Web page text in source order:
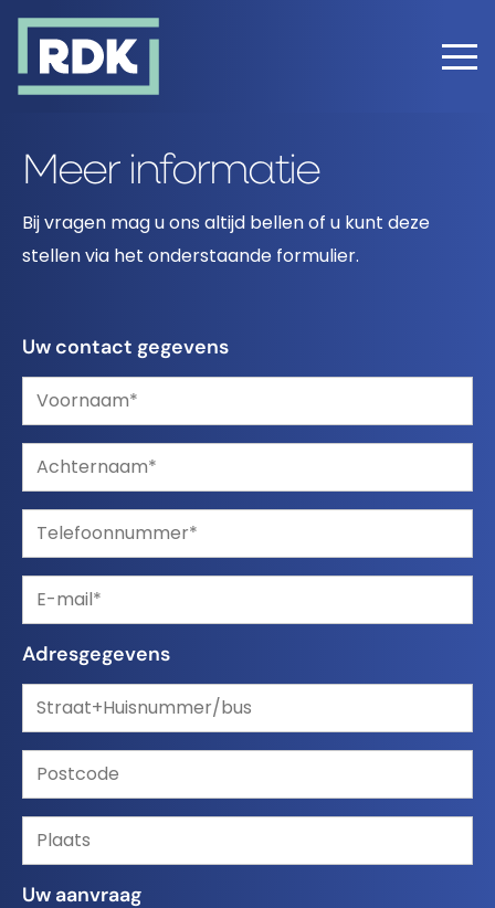
Error: Failed getting estate
Uw contact gegevens
Adresgegevens
Uw aanvraag
Meer informatie
Bij vragen mag u ons altijd bellen of u kunt deze
stellen via het onderstaande formulier.